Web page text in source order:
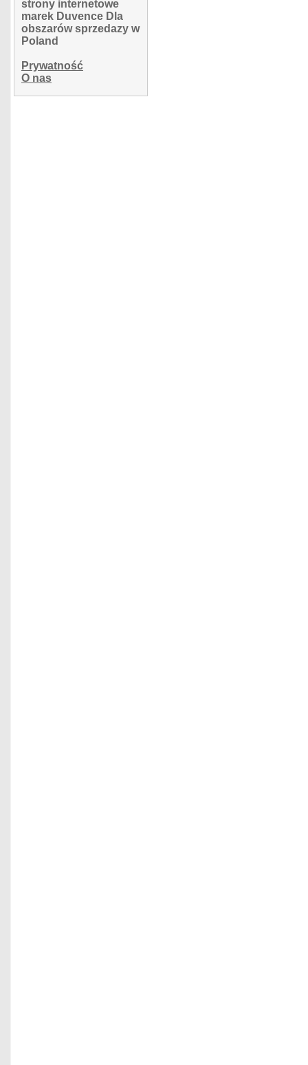
strony internetowe
marek Duvence Dla
obszarów sprzedazy w
Poland
Prywatność
O nas